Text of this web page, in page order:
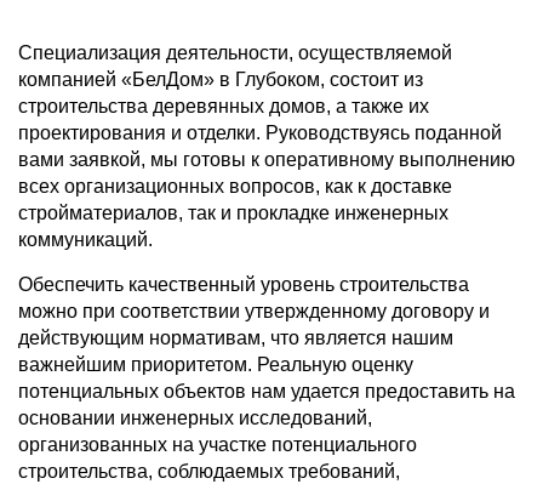
Специализация деятельности, осуществляемой
компанией «БелДом» в Глубоком, состоит из
строительства деревянных домов, а также их
проектирования и отделки. Руководствуясь поданной
вами заявкой, мы готовы к оперативному выполнению
всех организационных вопросов, как к доставке
стройматериалов, так и прокладке инженерных
коммуникаций.
Обеспечить качественный уровень строительства
можно при соответствии утвержденному договору и
действующим нормативам, что является нашим
важнейшим приоритетом. Реальную оценку
потенциальных объектов нам удается предоставить на
основании инженерных исследований,
организованных на участке потенциального
строительства, соблюдаемых требований,